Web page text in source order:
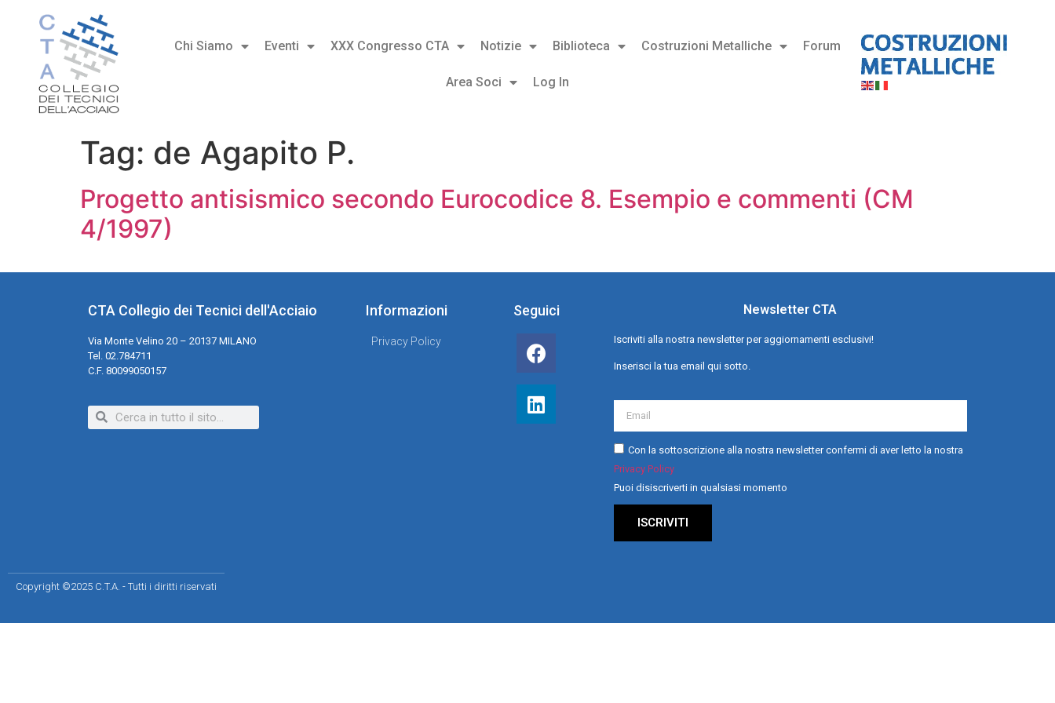
Chi Siamo Eventi XXX Congresso CTA Notizie Biblioteca Costruzioni Metalliche Forum
Area Soci Log In
Tag: de Agapito P.
Progetto antisismico secondo Eurocodice 8. Esempio e commenti (CM
4/1997)
CTA Collegio dei Tecnici dell'Acciaio
Via Monte Velino 20 – 20137 MILANO
Tel. 02.784711
C.F. 80099050157
Informazioni
Privacy Policy
Seguici Newsletter CTA
Iscriviti alla nostra newsletter per aggiornamenti esclusivi!
Inserisci la tua email qui sotto.
Con la sottoscrizione alla nostra newsletter confermi di aver letto la nostra
Privacy Policy
Puoi disiscriverti in qualsiasi momento
ISCRIVITI
Copyright ©2025 C.T.A. - Tutti i diritti riservati